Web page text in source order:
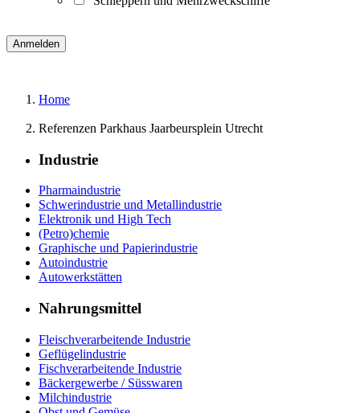
Home
Referenzen Parkhaus Jaarbeursplein Utrecht
Industrie
Pharmaindustrie
Schwerindustrie und Metallindustrie
Elektronik und High Tech
(Petro)chemie
Graphische und Papierindustrie
Autoindustrie
Autowerkstätten
Nahrungsmittel
Fleischverarbeitende Industrie
Geflügelindustrie
Fischverarbeitende Industrie
Bäckergewerbe / Süsswaren
Milchindustrie